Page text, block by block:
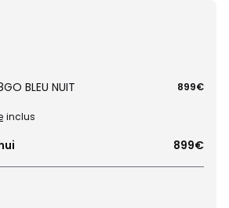
BLEU NUIT
inclus
899€
899€